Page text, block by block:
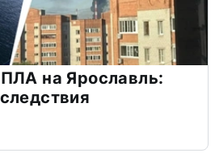
на Ярославль: